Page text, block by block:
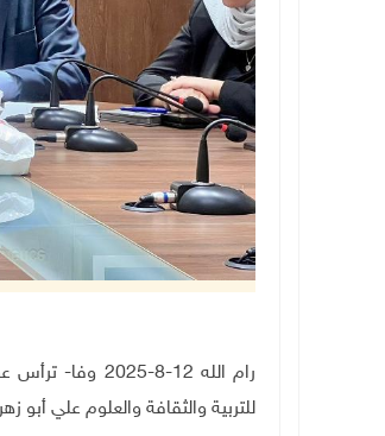
رام الله 12-8-
للتربية والثقافة والعلوم علي